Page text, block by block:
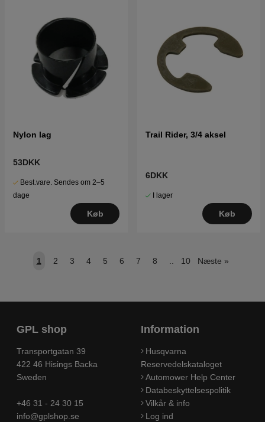
Nylon lag
53DKK
Best.vare. Sendes om 2–5
dage
Køb
Trail Rider, 3/4 aksel
6DKK
I lager
Køb
1 2 3 4 5 6 7 8 .. 10 Næste »
GPL shop
Transportgatan 39
422 46 Hisings Backa
Sweden
+46 31 - 24 30 15
info@gplshop.se
Information
Husqvarna
Reservedelskataloget
Automower Help Center
Databeskyttelsespolitik
Vilkår & info
Log ind